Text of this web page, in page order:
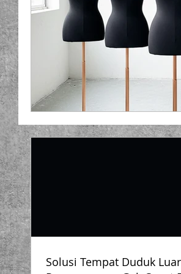
Playground Fiberglass
Life Jacket Box Storage
Solusi Tempat Duduk Luar